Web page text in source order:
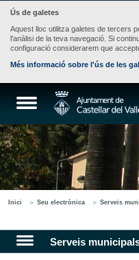
Ús de galetes
Aquest lloc utilitza galetes de tercers
l'anàlisi de la teva navegació. Si
configuració considerarem que
Més informació sobre l'ús de les
Inici Seu electrònica Serveis
Serveis